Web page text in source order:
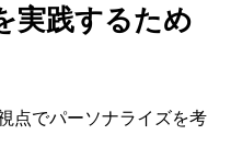
実践するため
点でパーソナライズを考